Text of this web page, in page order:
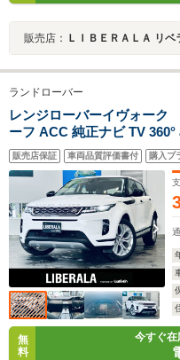
販売店： ＬＩＢＥＲＡＬＡ リ
ランドローバー
レンジローバーイヴォー
ーフ ACC 純正ナビ TV
AW LEDヘッドライト 電動
シートヒーター ステアリン
トクリアランスソナー スマ
販売店保証 車両品質評価書付 購入プ
無
料
今すぐ在